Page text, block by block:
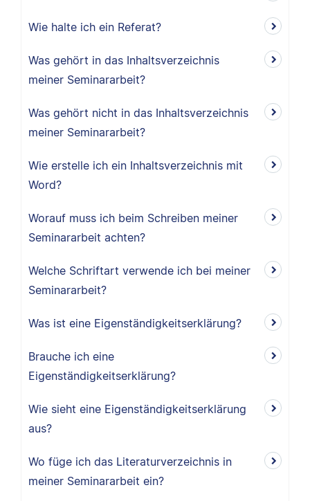
Wie halte ich ein Referat?
Was gehört in das Inhaltsverzeichnis
meiner Seminararbeit?
Was gehört nicht in das Inhaltsverzeichnis
meiner Seminararbeit?
Wie erstelle ich ein Inhaltsverzeichnis mit
Word?
Worauf muss ich beim Schreiben meiner
Seminararbeit achten?
Welche Schriftart verwende ich bei meiner
Seminararbeit?
Was ist eine Eigenständigkeitserklärung?
Brauche ich eine
Eigenständigkeitserklärung?
Wie sieht eine Eigenständigkeitserklärung
aus?
Wo füge ich das Literaturverzeichnis in
meiner Seminararbeit ein?